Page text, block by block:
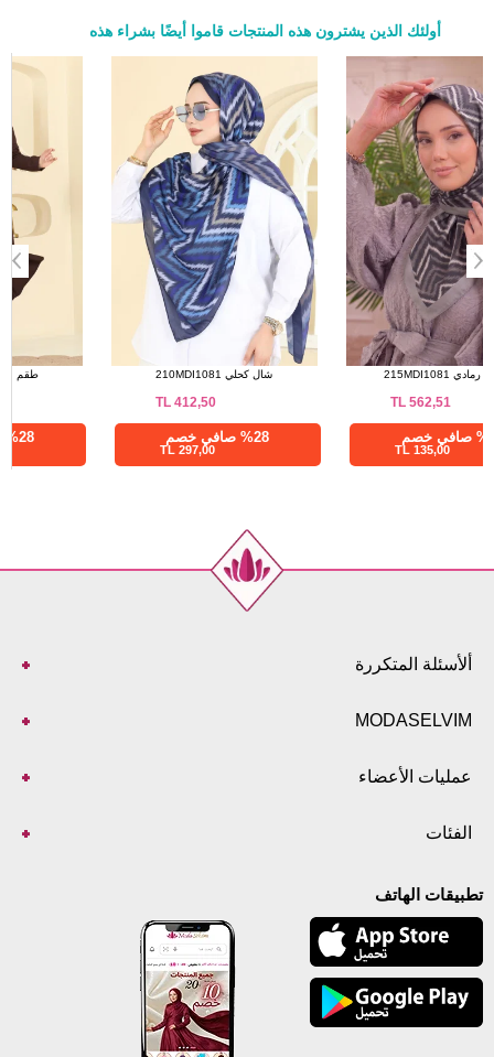
بنطلون مقاسات الحجم (سم)
40
101
42
101
44
101
46
101
48
101
50
101
أولئك الذين يشترون هذه المنتجات قاموا أيضًا بشراء هذه
a>
شال كحلي 210MDI1081
%28 صافي خصم
إشارب رمادي 215MDI1081
%76 صافي خصم
ألأسئلة المتكررة
MODASELVIM
عمليات الأعضاء
الفئات
تطبيقات الهاتف